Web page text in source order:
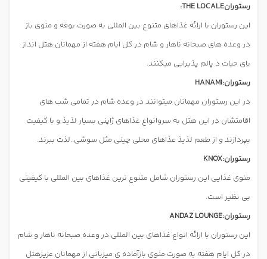
رستورانTHE LOCALE:
این رستوران با ارائه غذاهای متنوع بین المللی به صورت بوفه و منوی باز
در وعده های صبحانه ناهار و شام در کل ایام هفته از مهمانان هتل انداز
بای حیات د پالم پذیرایی میکنند.
رستوران:HANAMI
در این رستوران مهمانان میتوانند در وعده شام در تمامی شب های
اقامتشان در این هتل به سروانواع غذاهای ژاپنی بسیار لذیذ و با کیفیت
بپردازند و از طعم لذیذ عذاهای محلی چینی مثل سوشی..لذت ببرند.
رستوران:KNOX
منوی غذایی این رستوران شامل متنوع ترین غذاهای بین المللی با کیفیتی
بی نظیر است.
رستوران:ANDAZ LOUNGE
این رستوران با ارائه انواع غذاهای بین المللی در وعده صبحانه ناهار و شام
در کل ایام هفته به صورت منوی بازآماده ی میزبانی از مهمانان عزیزهتل